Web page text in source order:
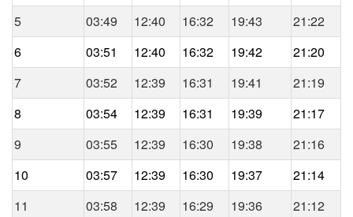
5
03:49 12:40 16:32 19:43
21:22
6
03:51 12:40 16:32 19:42
21:20
7
03:52 12:39 16:31 19:41
21:19
8
03:54 12:39 16:31 19:39
21:17
9
03:55 12:39 16:30 19:38
21:16
10
03:57 12:39 16:30 19:37
21:14
11
03:58 12:39 16:29 19:36
21:12